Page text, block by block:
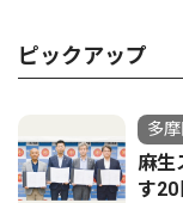
ピックアップ
多
麻生
す